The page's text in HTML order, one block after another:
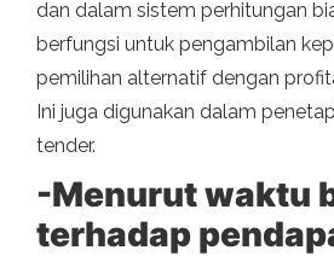
dan dalam sistem perhitungan
berfungsi untuk pengambilan
pemilihan alternatif dengan
Ini juga digunakan dalam
tender.
-Menurut waktu
terhadap